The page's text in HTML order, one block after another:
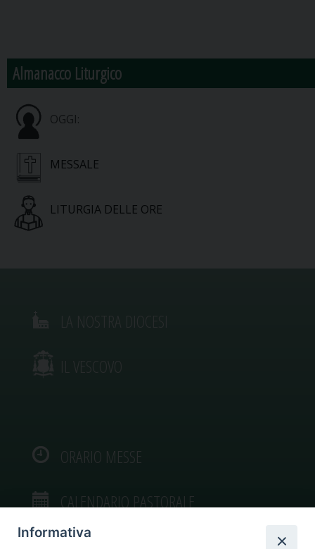
Almanacco Liturgico
OGGI:
MESSALE
LITURGIA DELLE ORE
IL VESCOVO
ORARIO MESSE
CALENDARIO PASTORALE
Informativa